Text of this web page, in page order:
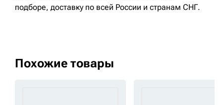
подборе, доставку по всей России и странам СНГ.
Похожие товары